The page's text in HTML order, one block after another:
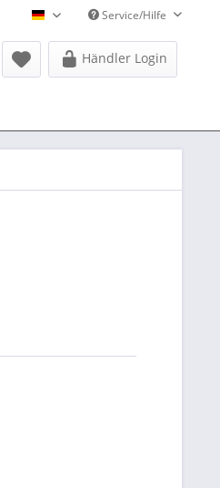
Donausports Deutsch
Service/Hilfe
Händler Login